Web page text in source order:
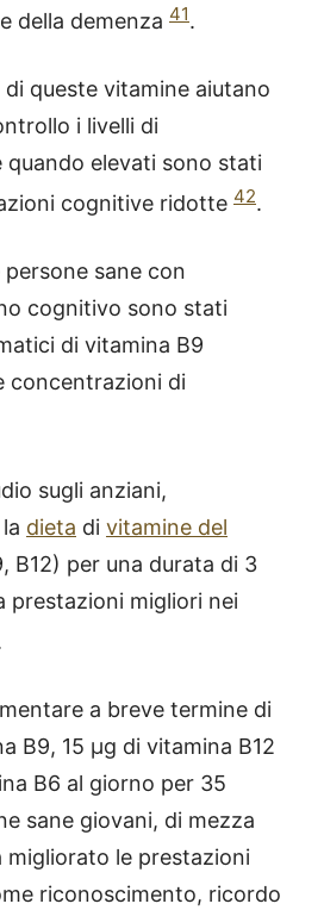
della demenza 41.
queste vitamine aiutano
i livelli di
quando elevati sono stati
cognitive ridotte 42.
sane con
cognitivo sono stati
di vitamina B9
concentrazioni di
sugli anziani,
dieta di vitamine del
B12) per una durata di 3
prestazioni migliori nei
a breve termine di
B9, 15 μg di vitamina B12
B6 al giorno per 35
sane giovani, di mezza
migliorato le prestazioni
riconoscimento, ricordo